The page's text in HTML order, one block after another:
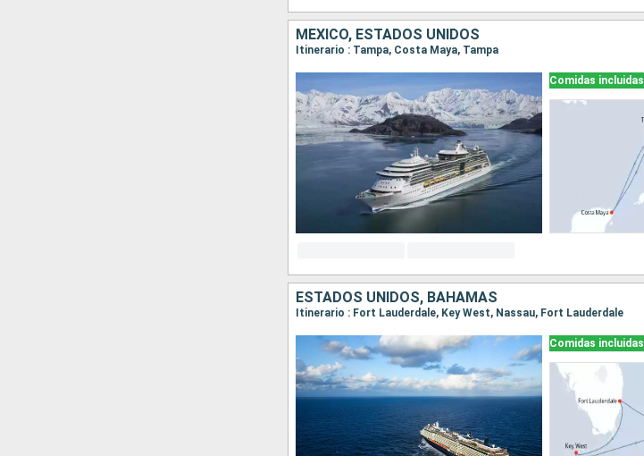
MÉXICO, ESTADOS UNIDOS
Itinerario : Tampa, Costa Maya, Tampa
Comidas incluidas
ESTADOS UNIDOS, BAHAMAS
Itinerario : Fort Lauderdale, Key West, Nassau, Fort Lauderdale
Comidas incluidas